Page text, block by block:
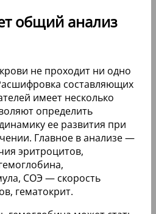
общий анализ
не проходит ни одно
составляющих
имеет несколько
определить
ее развития при
Главное в анализе —
эритроцитов,
СОЭ — скорость
гематокрит.